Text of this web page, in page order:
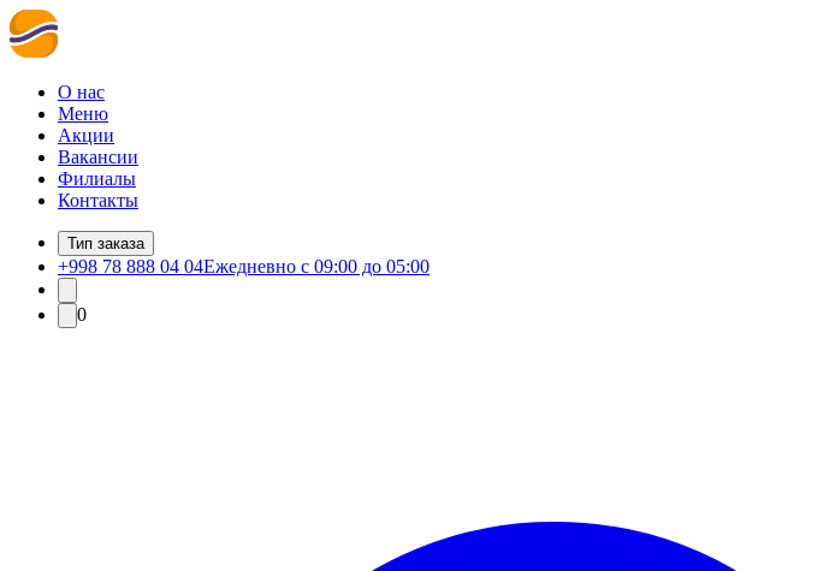
О нас
Меню
Акции
Вакансии
Филиалы
Контакты
Тип заказа
+998 78 888 04 04Ежедневно с 09:00 до 05:00
0